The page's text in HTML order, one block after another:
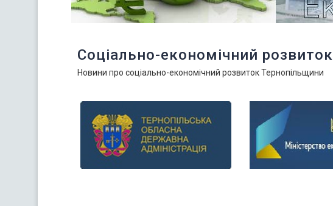
Соціально-економічний розвиток
Новини про соціально-економічний розвиток Тернопільщини
Previous